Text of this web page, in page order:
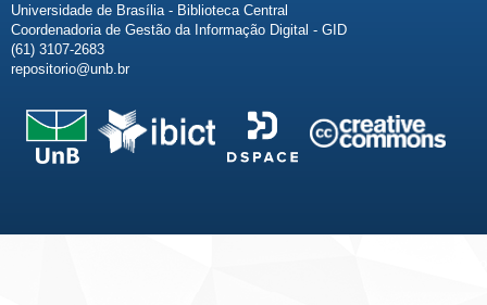
Universidade de Brasília - Biblioteca Central
Coordenadoria de Gestão da Informação Digital - GID
(61) 3107-2683
repositorio@unb.br